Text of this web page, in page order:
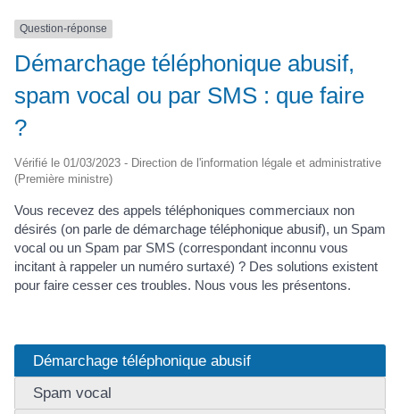
Question-réponse
Démarchage téléphonique abusif,
spam vocal ou par SMS : que faire
?
Vérifié le 01/03/2023 - Direction de l'information légale et administrative
(Première ministre)
Vous recevez des appels téléphoniques commerciaux non
désirés (on parle de démarchage téléphonique abusif), un Spam
vocal ou un Spam par SMS (correspondant inconnu vous
incitant à rappeler un numéro surtaxé) ? Des solutions existent
pour faire cesser ces troubles. Nous vous les présentons.
Démarchage téléphonique abusif
Spam vocal